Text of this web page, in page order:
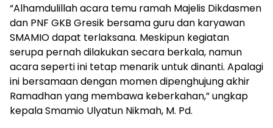
“Alhamdulillah acara temu ramah Majelis Dikdasmen
dan PNF GKB Gresik bersama guru dan karyawan
SMAMIO dapat terlaksana. Meskipun kegiatan
serupa pernah dilakukan secara berkala, namun
acara seperti ini tetap menarik untuk dinanti. Apalagi
ini bersamaan dengan momen dipenghujung akhir
Ramadhan yang membawa keberkahan,” ungkap
kepala Smamio Ulyatun Nikmah, M. Pd.